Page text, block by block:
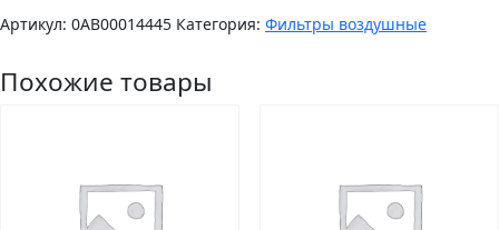
Артикул: 0AB00014445 Категория: Фильтры воздушные
Похожие товары